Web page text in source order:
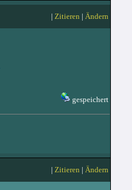
| Zitieren | Ändern
gespeichert
| Zitieren | Ändern